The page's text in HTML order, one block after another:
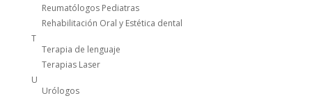
Reumatólogos Pediatras
Rehabilitación Oral y Estética dental
T
Terapia de lenguaje
Terapias Laser
U
Urólogos